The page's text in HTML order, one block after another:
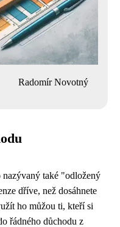
Radomír Novotný
nazývaný také "odložený
dříve, než dosáhnete
ho můžou ti, kteří si
řádného důchodu z